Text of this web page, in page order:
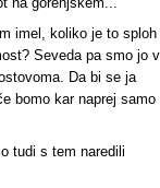
imel, koliko je to sploh
Seveda pa smo jo v
Da bi se ja
bomo kar naprej samo
tudi s tem naredili